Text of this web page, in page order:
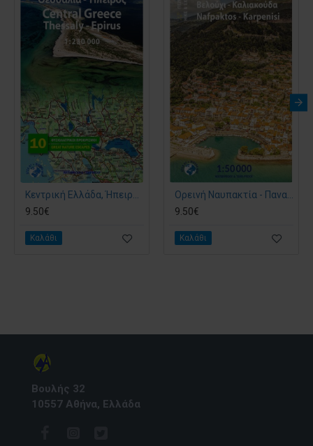
9.50€
Καλάθι
9.50€
Καλάθι
Βουλής 32
10557 Αθήνα, Ελλάδα